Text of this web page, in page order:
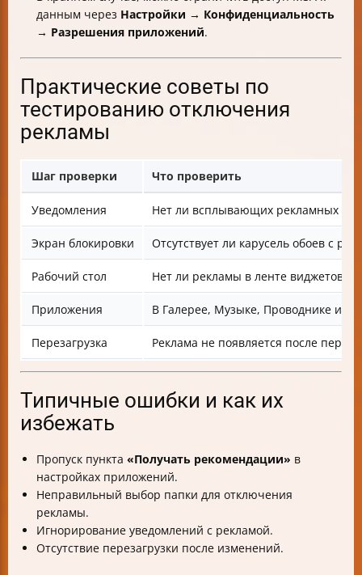
данным через Настройки → Конфиденциальность
→ Разрешения приложений.
Практические советы по
тестированию отключения
рекламы
Шаг проверки Что проверить
Уведомления Нет ли всплывающих рекламных
Экран блокировки Отсутствует ли карусель обоев с
Рабочий стол Нет ли рекламы в ленте виджетов и
Приложения В Галерее, Музыке, Проводнике и
Перезагрузка Реклама не появляется после
Типичные ошибки и как их
избежать
Пропуск пункта «Получать рекомендации» в
настройках приложений.
Неправильный выбор папки для отключения
рекламы.
Игнорирование уведомлений с рекламой.
Отсутствие перезагрузки после изменений.